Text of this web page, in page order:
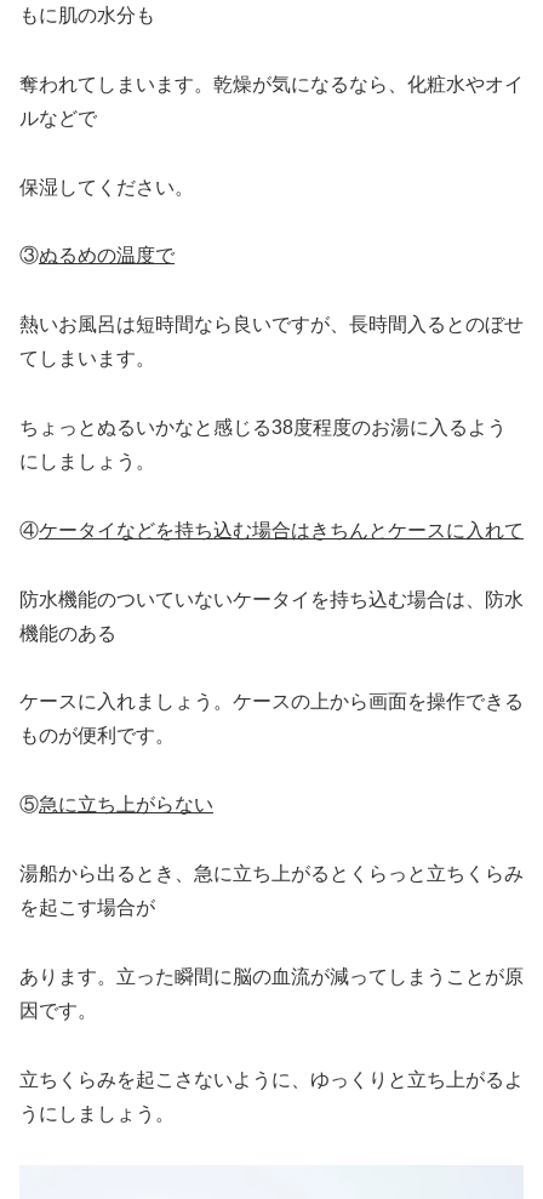
もに肌の水分も
奪われてしまいます。乾燥が気になるなら、化粧水やオイ
ルなどで
保湿してください。
③ぬるめの温度で
熱いお風呂は短時間なら良いですが、長時間入るとのぼせ
てしまいます。
ちょっとぬるいかなと感じる38度程度のお湯に入るよう
にしましょう。
④ケータイなどを持ち込む場合はきちんとケースに入れて
防水機能のついていないケータイを持ち込む場合は、防水
機能のある
ケースに入れましょう。ケースの上から画面を操作できる
ものが便利です。
⑤急に立ち上がらない
湯船から出るとき、急に立ち上がるとくらっと立ちくらみ
を起こす場合が
あります。立った瞬間に脳の血流が減ってしまうことが原
因です。
立ちくらみを起こさないように、ゆっくりと立ち上がるよ
うにしましょう。